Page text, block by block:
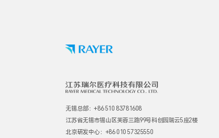
无锡总部：+86 510 83781608
江苏省无锡市锡山区芙蓉三路99号科创园瑞云5座2楼
北京研发中心：+86 010 57325550